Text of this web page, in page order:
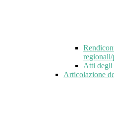
Atti degli
Articolazione